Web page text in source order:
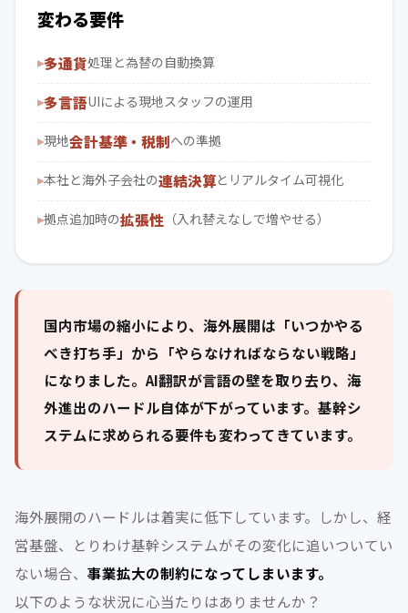
変わる要件
多通貨処理と為替の自動換算
多言語UIによる現地スタッフの運用
現地会計基準・税制への準拠
本社と海外子会社の連結決算とリアルタイム可視化
拠点追加時の拡張性 （入れ替えなしで増やせる）
国内市場の縮小により、海外展開は「いつかやる
べき打ち手」から「やらなければならない戦略」
になりました。AI翻訳が言語の壁を取り去り、海
外進出のハードル自体が下がっています。基幹シ
ステムに求められる要件も変わってきています。
海外展開のハードルは着実に低下しています。しかし、経
営基盤、とりわけ基幹システムがその変化に追いついてい
ない場合、 事業拡大の制約になってしまいます。
以下のような状況に心当たりはありませんか？